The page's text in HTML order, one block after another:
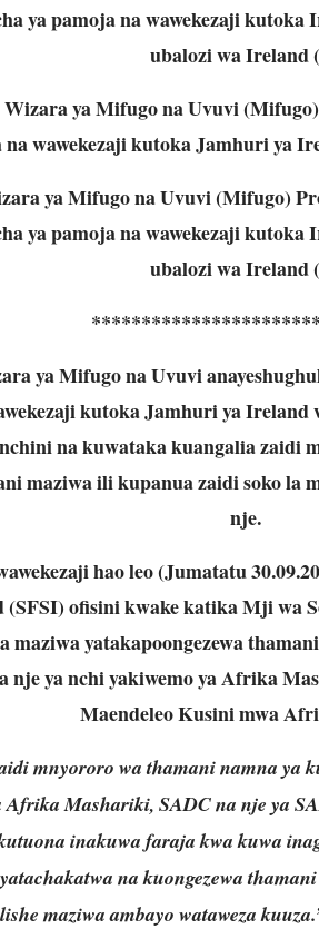
ya pamoja na wawekezaji
ubalozi wa Ireland
ya Mifugo na Uvuvi
wawekezaji kutoka Jamhuri ya
ya Mifugo na Uvuvi (Mifugo)
ya pamoja na wawekezaji
ubalozi wa Ireland
ya Mifugo na Uvuvi
kutoka Jamhuri ya Ireland
na kuwataka kuangalia zaidi
maziwa ili kupanua zaidi soko la
nje.
hao leo (Jumatatu
(SFSI) ofisini kwake katika Mji
maziwa yatakapoongezewa
nje ya nchi yakiwemo ya Afrika
Maendeleo Kusini mwa
mnyororo wa thamani namna ya
Mashariki, SADC na nje ya
inakuwa faraja kwa kuwa
na kuongezewa
maziwa ambayo wataweza